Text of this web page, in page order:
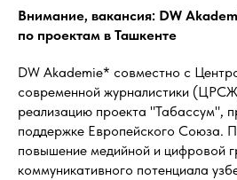
Внимание, вакансия: DW
по проектам в Ташкенте
DW Akademie* совместно с
современной журналистики
реализацию проекта "Табассум",
поддержке Европейского Союза.
повышение медийной и цифровой
коммуникативного потенциала